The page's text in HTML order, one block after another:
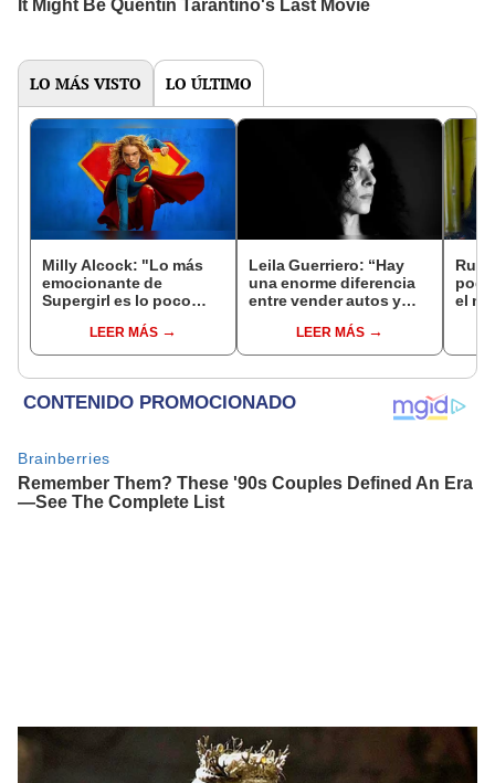
LO MÁS VISTO LO ÚLTIMO
Milly Alcock: "Lo más
emocionante de
Supergirl es lo poco
LEER MÁS
Leila Guerriero: “Hay
una enorme diferencia
entre vender autos y
LEER MÁS
Ruth
el